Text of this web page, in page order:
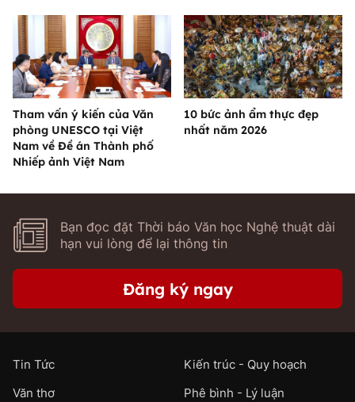
Tham vấn ý kiến của Văn
phòng UNESCO tại Việt
Nam về Đề án Thành phố
Nhiếp ảnh Việt Nam
10 bức ảnh ẩm thực đẹp
nhất năm 2026
Bạn đọc đặt Thời báo Văn học Nghệ thuật dài
hạn vui lòng để lại thông tin
Đăng ký ngay
Tin Tức
Kiến trúc - Quy hoạch
Văn thơ
Phê bình - Lý luận